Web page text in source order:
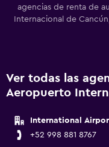
agencias de renta de
Internacional de
Ver todas las
Aeropuerto
International
+52 998 881 8767